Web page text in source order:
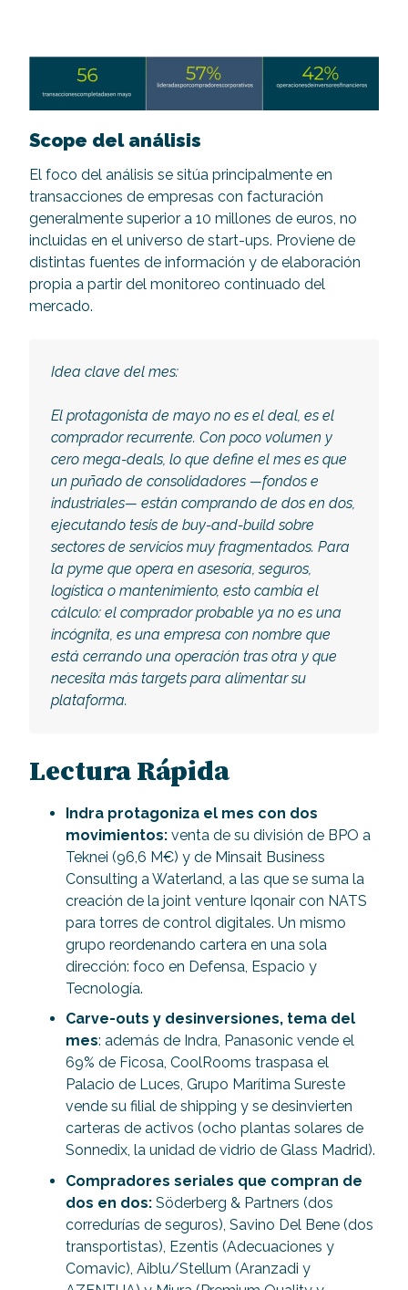
Scope del análisis
El foco del análisis se sitúa principalmente en
transacciones de empresas con facturación
generalmente superior a 10 millones de euros, no
incluidas en el universo de start-ups. Proviene de
distintas fuentes de información y de elaboración
propia a partir del monitoreo continuado del
mercado.
Idea clave del mes:
El protagonista de mayo no es el deal, es el
comprador recurrente. Con poco volumen y
cero mega-deals, lo que define el mes es que
un puñado de consolidadores —fondos e
industriales— están comprando de dos en dos,
ejecutando tesis de buy-and-build sobre
sectores de servicios muy fragmentados. Para
la pyme que opera en asesoría, seguros,
logística o mantenimiento, esto cambia el
cálculo: el comprador probable ya no es una
incógnita, es una empresa con nombre que
está cerrando una operación tras otra y que
necesita más targets para alimentar su
plataforma.
Lectura Rápida
Indra protagoniza el mes con dos
movimientos: venta de su división de BPO a
Teknei (96,6 M€) y de Minsait Business
Consulting a Waterland, a las que se suma la
creación de la joint venture Iqonair con NATS
para torres de control digitales. Un mismo
grupo reordenando cartera en una sola
dirección: foco en Defensa, Espacio y
Tecnología.
Carve-outs y desinversiones, tema del
mes: además de Indra, Panasonic vende el
69% de Ficosa, CoolRooms traspasa el
Palacio de Luces, Grupo Marítima Sureste
vende su filial de shipping y se desinvierten
carteras de activos (ocho plantas solares de
Sonnedix, la unidad de vidrio de Glass Madrid).
Compradores seriales que compran de
dos en dos: Söderberg & Partners (dos
corredurías de seguros), Savino Del Bene (dos
transportistas), Ezentis (Adecuaciones y
Comavic), Aiblu/Stellum (Aranzadi y